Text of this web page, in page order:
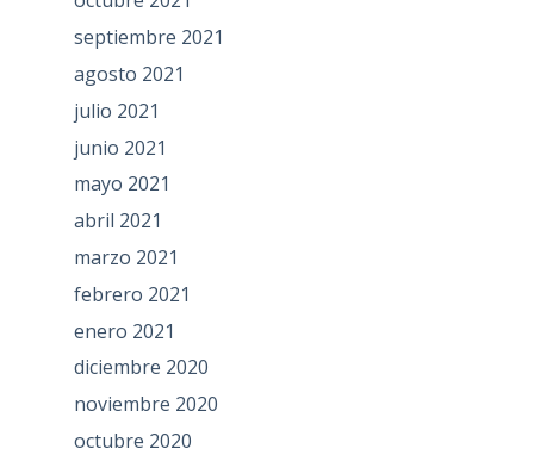
septiembre 2021
agosto 2021
julio 2021
junio 2021
mayo 2021
abril 2021
marzo 2021
febrero 2021
enero 2021
diciembre 2020
noviembre 2020
octubre 2020